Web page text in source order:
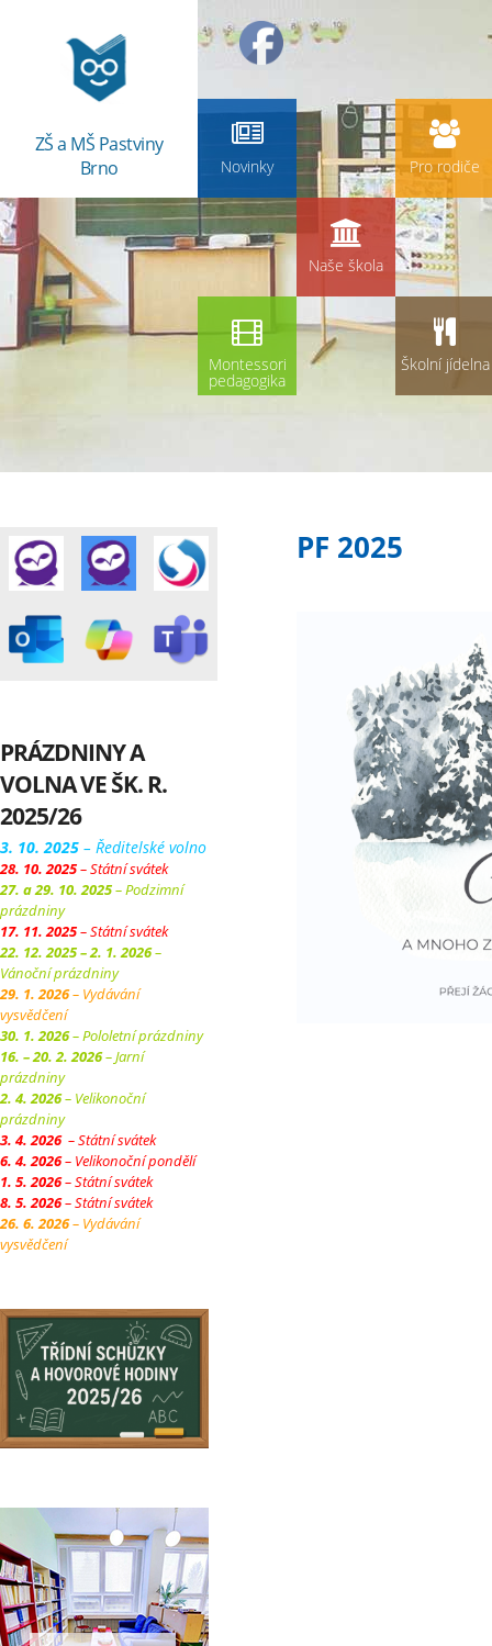
ZŠ a MŠ Pastviny
Brno
Novinky Pro rodiče
Naše škola
Montessori
pedagogika
Školní jídelna
PRÁZDNINY A
VOLNA VE ŠK. R.
2025/26
3. 10. 2025 – Ředitelské volno
28. 10. 2025– Státní svátek
27. a 29. 10. 2025– Podzimní
prázdniny
17. 11. 2025– Státní svátek
22. 12. 2025 – 2. 1. 2026–
Vánoční prázdniny
29. 1. 2026– Vydávání
vysvědčení
30. 1. 2026– Pololetní prázdniny
16. – 20. 2. 2026– Jarní
prázdniny
2. 4. 2026– Velikonoční
prázdniny
3. 4. 2026– Státní svátek
6. 4. 2026– Velikonoční pondělí
1. 5. 2026– Státní svátek
8. 5. 2026– Státní svátek
26. 6. 2026– Vydávání
vysvědčení
PF 2025